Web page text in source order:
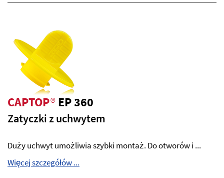
CAPTOP®EP 360
Zatyczki z uchwytem
Duży uchwyt umożliwia szybki montaż. Do otworów i ...
Więcej szczegółów ...